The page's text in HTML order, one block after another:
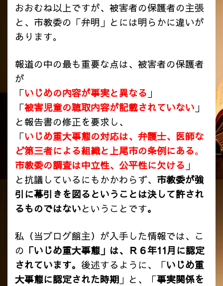
おおむね以上ですが、被害者の保護者の主張
と、市教委の「弁明」とには明らかに違いが
あります。
報道の中の最も重要な点は、被害者の保護者
が
「いじめの内容が事実と異なる 」
「被害児童の聴取内容が記載されていない 」
と報告書の修正を要求し、
「いじめ重大事態の対応は、弁護士、医師な
ど第三者による組織と上尾市の条例にある。
市教委の調査は中立性、公平性に欠ける 」
と抗議しているにもかかわらず、 市教委が強
引に幕引きを図るということは決して許され
るものではないということです。
私（当ブログ館主）が入手した情報では、こ
の 「いじめ重大事態」は、Ｒ６年11月に認定
されています。 後述するように、「いじめ重
大事態に認定された時期 」と、「事実関係を